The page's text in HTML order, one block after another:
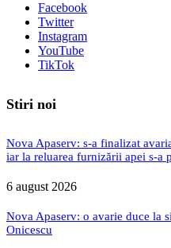
Facebook
Twitter
Instagram
YouTube
TikTok
Stiri noi
Nova Apaserv: s-a finalizat
iar la reluarea furnizării apei s-a
6 august 2026
Nova Apaserv: o avarie duce la
Onicescu